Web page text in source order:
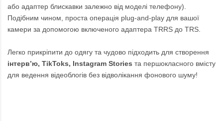
або адаптер блискавки залежно від моделі телефону).
Подібним чином, проста операція plug-and-play для вашої
камери за допомогою включеного адаптера TRRS до TRS.
Легко прикріпити до одягу та чудово підходить для створення
інтерв’ю, TikToks, Instagram Stories та першокласного вмісту
для ведення відеоблогів без відволікання фонового шуму!